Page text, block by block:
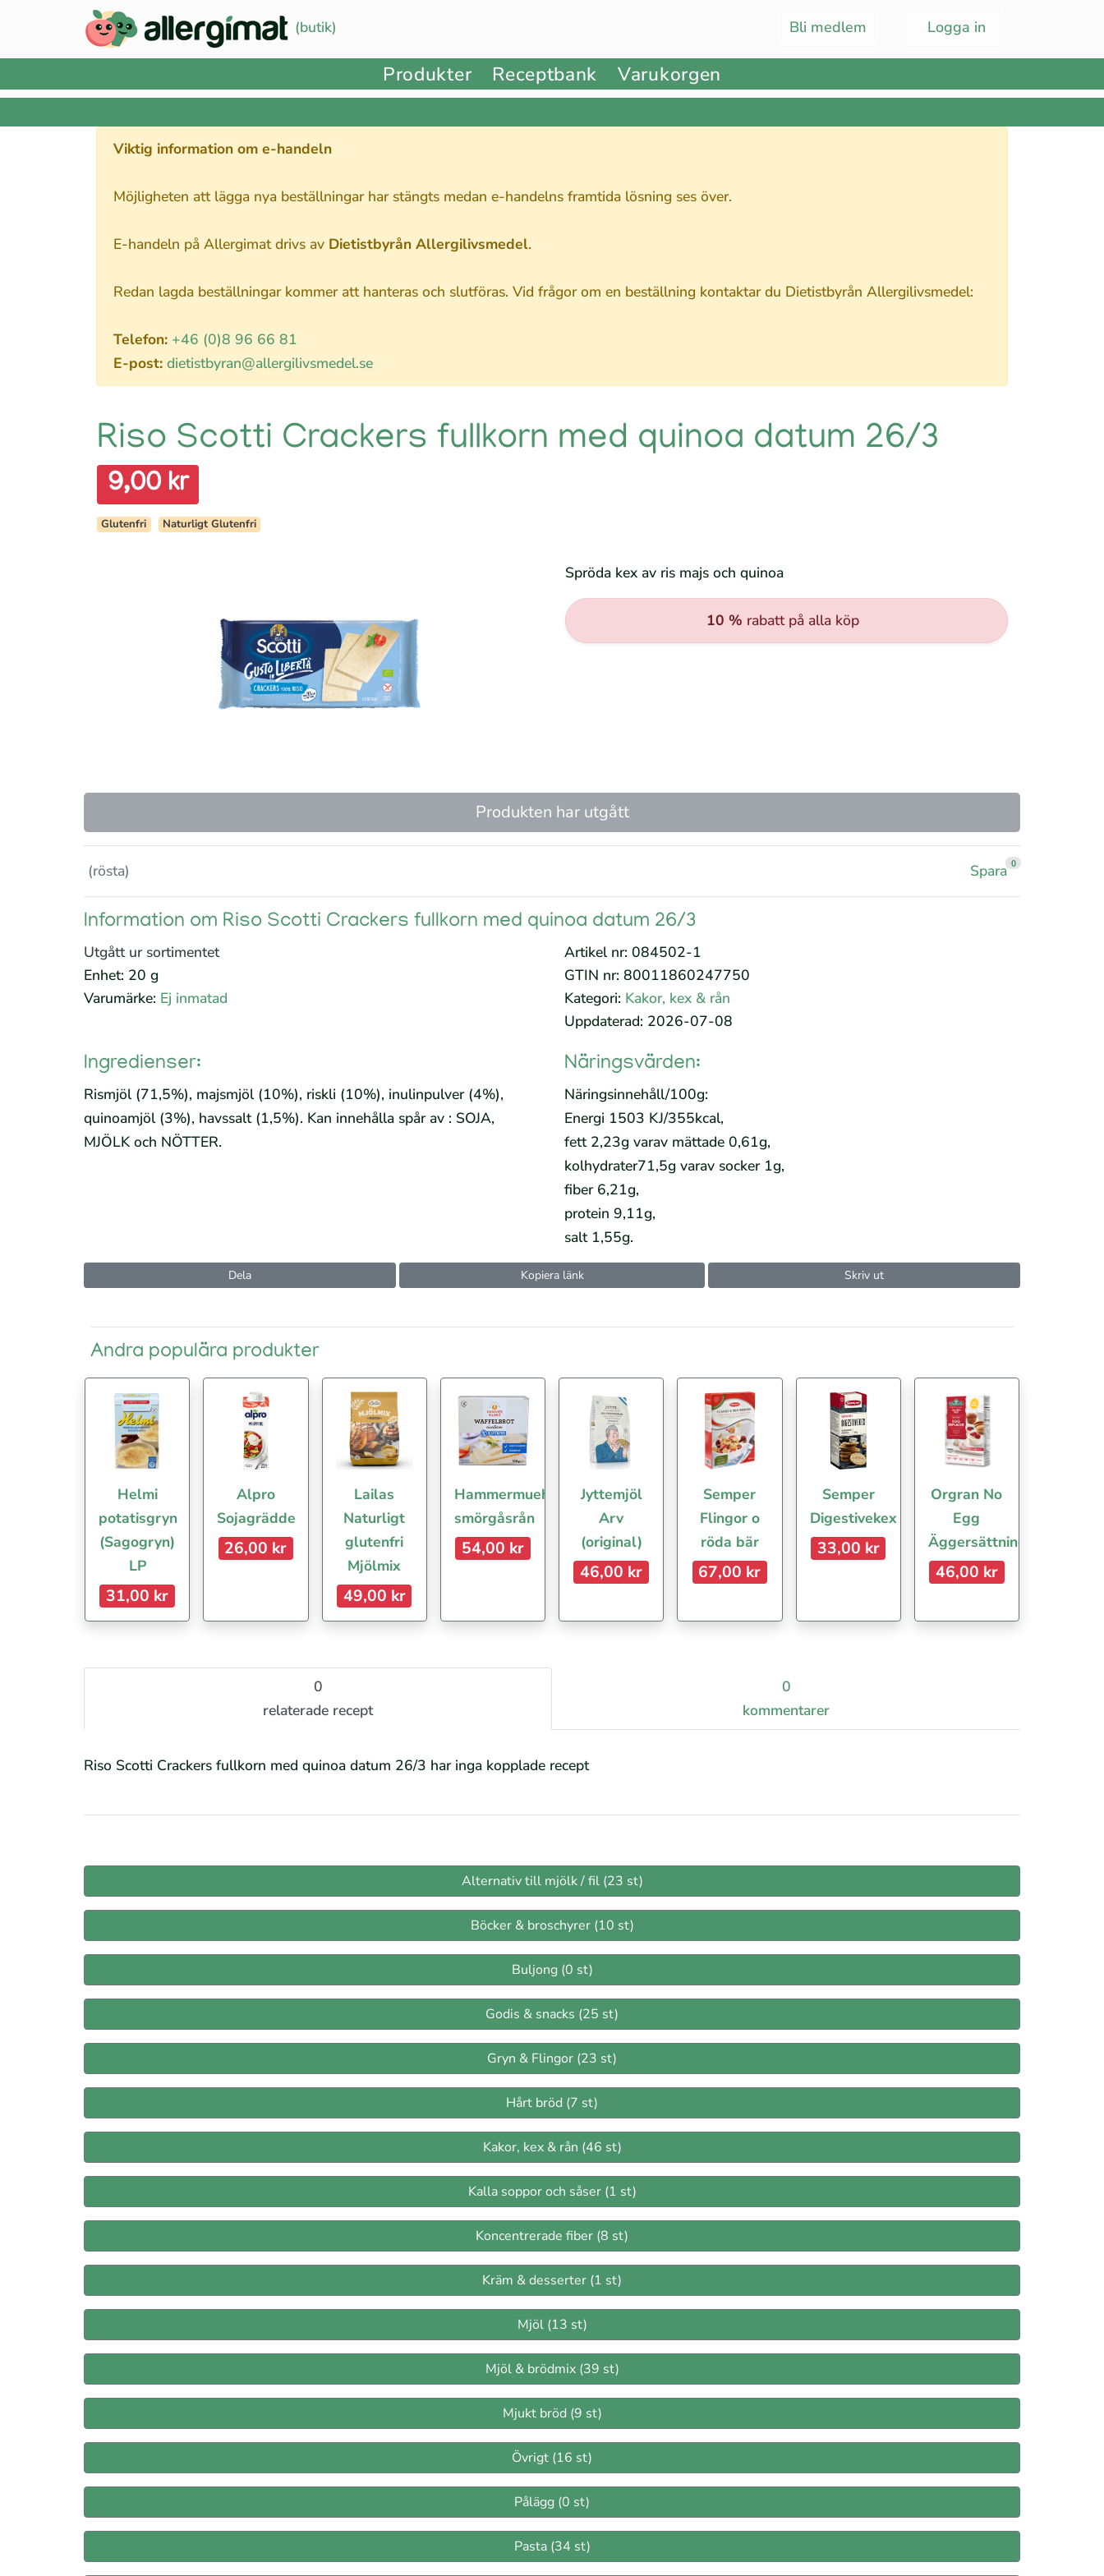
(butik) Logga in
Bli medlem
Produkter Receptbank Varukorgen
Viktig information om e-handeln
Möjligheten att lägga nya beställningar har stängts medan e-handelns framtida lösning ses över.
E-handeln på Allergimat drivs av Dietistbyrån Allergilivsmedel.
Redan lagda beställningar kommer att hanteras och slutföras. Vid frågor om en beställning kontaktar du Dietistbyrån Allergilivsmedel:
Telefon: +46 (0)8 96 66 81
E-post: dietistbyran@allergilivsmedel.se
Riso Scotti Crackers fullkorn med quinoa datum 26/3
9,00 kr
Glutenfri Naturligt Glutenfri
Spröda kex av ris majs och quinoa
10 % rabatt på alla köp
Produkten har utgått
(rösta) Spara 0
Information om Riso Scotti Crackers fullkorn med quinoa datum 26/3
Utgått ur sortimentet
Enhet: 20 g
Varumärke: Ej inmatad
Artikel nr: 084502-1
GTIN nr: 80011860247750
Kategori: Kakor, kex & rån
Uppdaterad: 2026-07-08
Ingredienser:
Rismjöl (71,5%), majsmjöl (10%), riskli (10%), inulinpulver (4%),
quinoamjöl (3%), havssalt (1,5%). Kan innehålla spår av : SOJA,
MJÖLK och NÖTTER.
Näringsvärden:
Näringsinnehåll/100g:
Energi 1503 KJ/355kcal,
fett 2,23g varav mättade 0,61g,
kolhydrater71,5g varav socker 1g,
fiber 6,21g,
protein 9,11g,
salt 1,55g.
Dela Kopiera länk Skriv ut
Andra populära produkter
Helmi
potatisgryn
(Sagogryn)
LP
31,00 kr
Alpro
Sojagrädde
26,00 kr
Lailas
Naturligt
glutenfri
Mjölmix
49,00 kr
Hammermuehle
smörgåsrån
54,00 kr
Jyttemjöl
Arv
(original)
46,00 kr
Semper
Flingor o
röda bär
67,00 kr
Semper
Digestivekex
33,00 kr
Orgran No
Egg
Äggersättning
46,00 kr
0
relaterade recept
0
kommentarer
Riso Scotti Crackers fullkorn med quinoa datum 26/3 har inga kopplade recept
Alternativ till mjölk / fil (23 st)
Böcker & broschyrer (10 st)
Buljong (0 st)
Godis & snacks (25 st)
Gryn & Flingor (23 st)
Hårt bröd (7 st)
Kakor, kex & rån (46 st)
Kalla soppor och såser (1 st)
Koncentrerade fiber (8 st)
Kräm & desserter (1 st)
Mjöl (13 st)
Mjöl & brödmix (39 st)
Mjukt bröd (9 st)
Övrigt (16 st)
Pålägg (0 st)
Pasta (34 st)